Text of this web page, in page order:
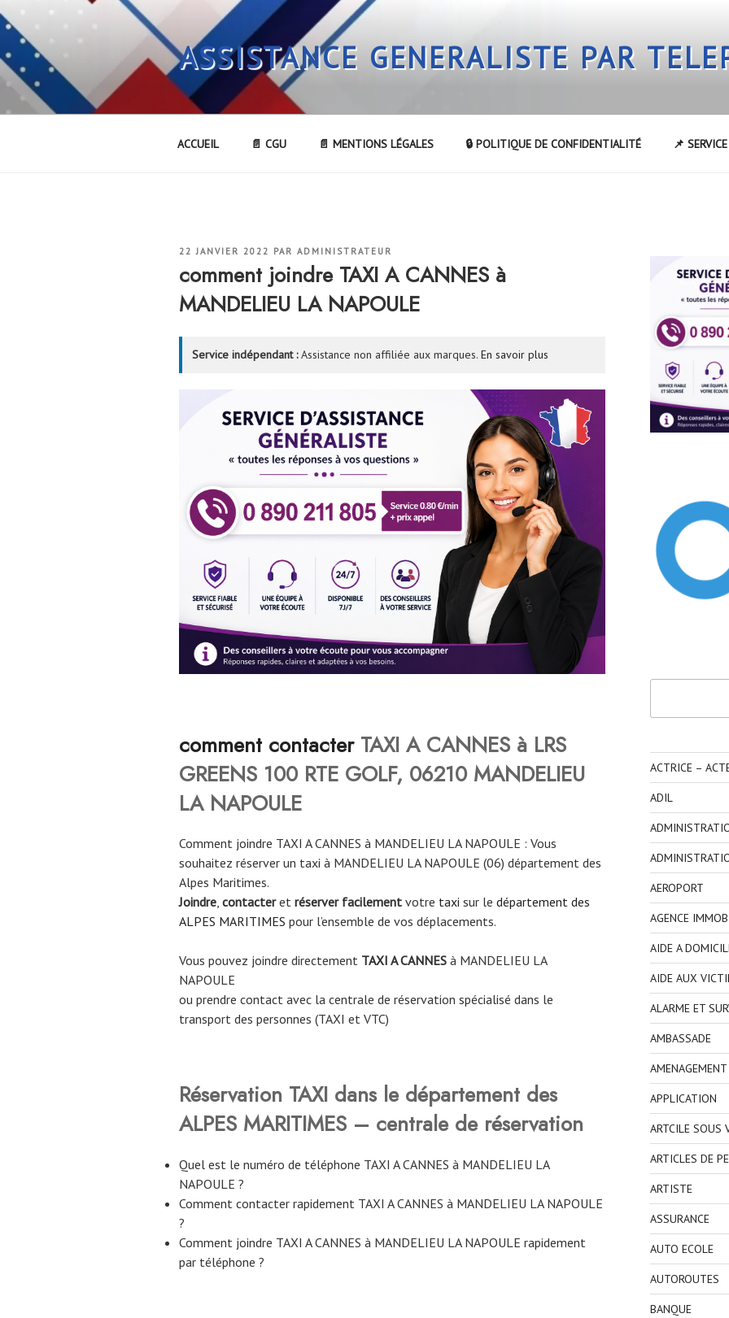
Aller
au
contenu
principal
ASSISTANCE GENERALISTE PAR
ACCUEIL 📄 CGU 📄 MENTIONS LÉGALES 🔒 POLITIQUE DE CONFIDENTIALITÉ 📌
PUBLIÉ
22 JANVIER 2022 PAR ADMINISTRATEUR
comment joindre TAXI A CANNES à
MANDELIEU LA NAPOULE
Service indépendant :Assistance non affiliée aux marques. En savoir plus
comment contacterTAXI A CANNES à LRS
GREENS 100 RTE GOLF, 06210 MANDELIEU
LA NAPOULE
Comment joindre TAXI A CANNES à MANDELIEU LA NAPOULE : Vous
souhaitez réserver un taxi à MANDELIEU LA NAPOULE (06) département des
Alpes Maritimes.
Joindre, contacteret réserver facilement votre taxi sur le département des
ALPES MARITIMES pour l’ensemble de vos déplacements.
Vous pouvez joindre directement TAXI A CANNES à MANDELIEU LA
NAPOULE
ou prendre contact avec la centrale de réservation spécialisé dans le
transport des personnes (TAXI et VTC)
Réservation TAXI dans le département des
ALPES MARITIMES – centrale de réservation
Quel est le numéro de téléphone TAXI A CANNES à MANDELIEU LA
NAPOULE ?
Comment contacter rapidement TAXI A CANNES à MANDELIEU LA NAPOULE
?
Comment joindre TAXI A CANNES à MANDELIEU LA NAPOULE rapidement
par téléphone ?
ACTRICE –
ADIL
AEROPORT
AGENCE
AIDE A
AIDE AUX
ALARME ET
AMBASSADE
APPLICATION
ARTCILE SOUS
ARTICLES DE
ARTISTE
ASSURANCE
AUTO ECOLE
AUTOROUTES
BANQUE